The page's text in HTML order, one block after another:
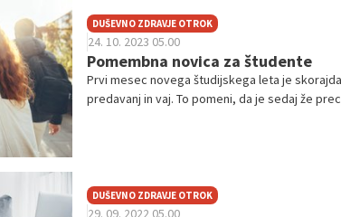
DUŠEVNO ZDRAVJE OTROK
24. 10. 2023 05.00
Pomembna novica za študente
Prvi mesec novega študijskega leta je
predavanj in vaj. To pomeni, da je sedaj že
DUŠEVNO ZDRAVJE OTROK